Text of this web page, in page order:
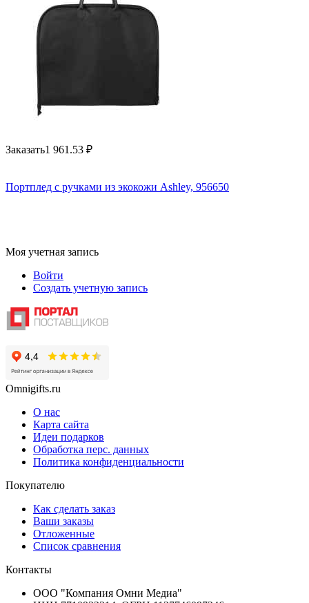
Заказать1 961.53 ₽
Портплед с ручками из экокожи Ashley, 956650
Моя учетная запись
Войти
Создать учетную запись
Omnigifts.ru
О нас
Карта сайта
Идеи подарков
Обработка перс. данных
Политика конфиденциальности
Покупателю
Как сделать заказ
Ваши заказы
Отложенные
Список сравнения
Контакты
ООО "Компания Омни Медиа"